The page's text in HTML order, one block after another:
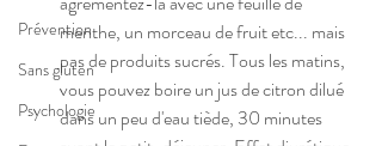
Prévention
Sans gluten
Psychologie
menthe, un morceau de fruit etc... mais
pas de produits sucrés. Tous les matins,
vous pouvez boire un jus de citron dilué
dans un peu d'eau tiède, 30 minutes